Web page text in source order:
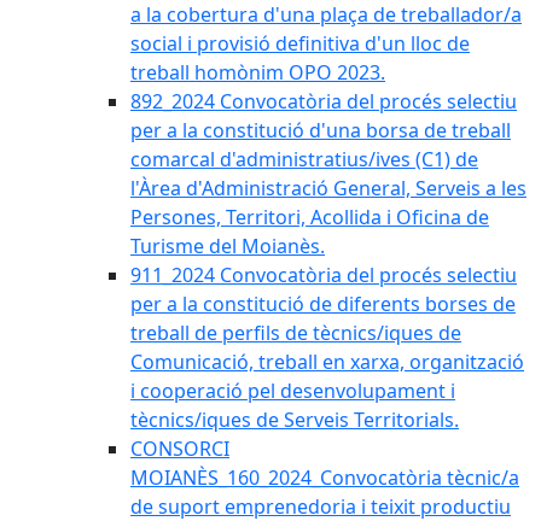
a la cobertura d'una plaça de treballador/a
social i provisió definitiva d'un lloc de
treball homònim OPO 2023.
892_2024 Convocatòria del procés selectiu
per a la constitució d'una borsa de treball
comarcal d'administratius/ives (C1) de
l'Àrea d'Administració General, Serveis a les
Persones, Territori, Acollida i Oficina de
Turisme del Moianès.
911_2024 Convocatòria del procés selectiu
per a la constitució de diferents borses de
treball de perfils de tècnics/iques de
Comunicació, treball en xarxa, organització
i cooperació pel desenvolupament i
tècnics/iques de Serveis Territorials.
CONSORCI
MOIANÈS_160_2024_Convocatòria tècnic/a
de suport emprenedoria i teixit productiu